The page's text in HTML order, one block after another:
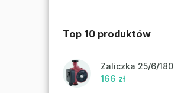
Top 10 produktów
Zaliczka 25/6/180
166 zł